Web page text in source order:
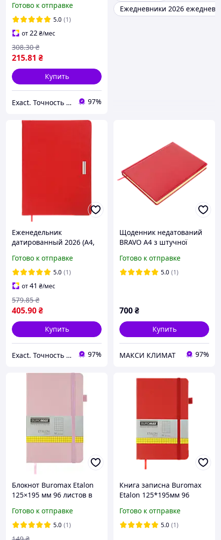
черный) Buromax Prestige
BM.21147-01
Готово к отправке
5.0 (1)
от22₴/мес
215.81 ₴
308.30 ₴
Купить
Exact. Точность в работе. Свобода в творчестве. 97%
Ежедневники 2026
Еженедельник
датированный 2026 (A4,
Buromax Salerno BM.2781-
05
Готово к отправке
5.0 (1)
от41 ₴/мес
405.90₴
579.85 ₴
Купить
Exact. Точность в работе. Свобода в творчестве. 97%
Щоденник недатований
BRAVO А4 з штучної
Готово к отправке
5.0 (1)
700₴
Купить
МАКСИ КЛИМАТ 97%
Блокнот Buromax Etalon
125×195 мм 96 листов в
искусственной кожи
Розовая BM.291160-10
Готово к отправке
5.0 (1)
Книга записна Buromax
Etalon 125*195мм 96
обкладинка штучна шкіра
Червона (BM.291160-05)
Готово к отправке
5.0 (1)